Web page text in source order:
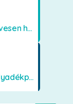
Intézményünkben is szívesen használják a VR szemüveget
Hőségriadó idején a folyadékpótlás életet menthet